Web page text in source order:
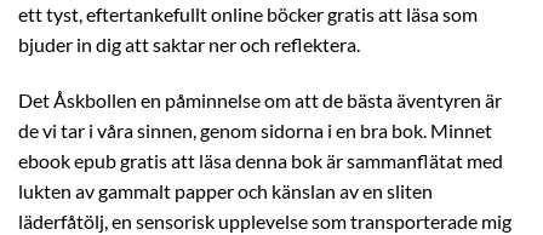
ett tyst, eftertankefullt online böcker gratis att läsa som
bjuder in dig att saktar ner och reflektera.
Det Åskbollen en påminnelse om att de bästa äventyren är
de vi tar i våra sinnen, genom sidorna i en bra bok. Minnet
ebook epub gratis att läsa denna bok är sammanflätat med
lukten av gammalt papper och känslan av en sliten
läderfåtölj, en sensorisk upplevelse som transporterade mig